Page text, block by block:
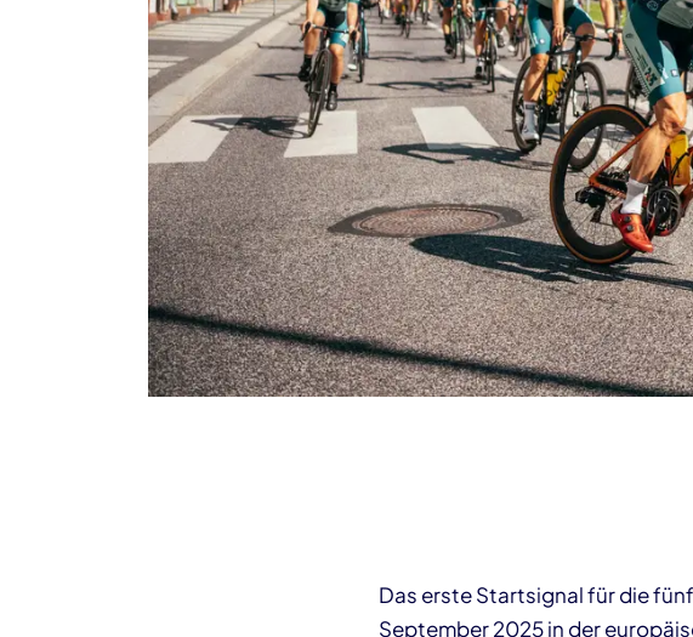
Das erste Startsignal für die
September 2025 in der